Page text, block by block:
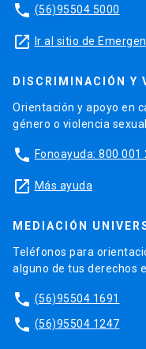
phone (56)95504 5000
launch Ir al sitio de
DISCRIMINACIÓN Y
Orientación y apoyo en
género o violencia
phone Fonoayuda: 800 001
launch Más ayuda
MEDIACIÓN
Teléfonos para
alguno de tus derechos
phone (56)95504 1691
phone (56)95504 1247